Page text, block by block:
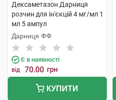
Дексаметазон Дарниця
розчин для ін'єкцій 4 мг/мл 1
мл 5 ампул
Дарниця ФФ
Є в наявності
від 70.00 грн
КУПИТИ